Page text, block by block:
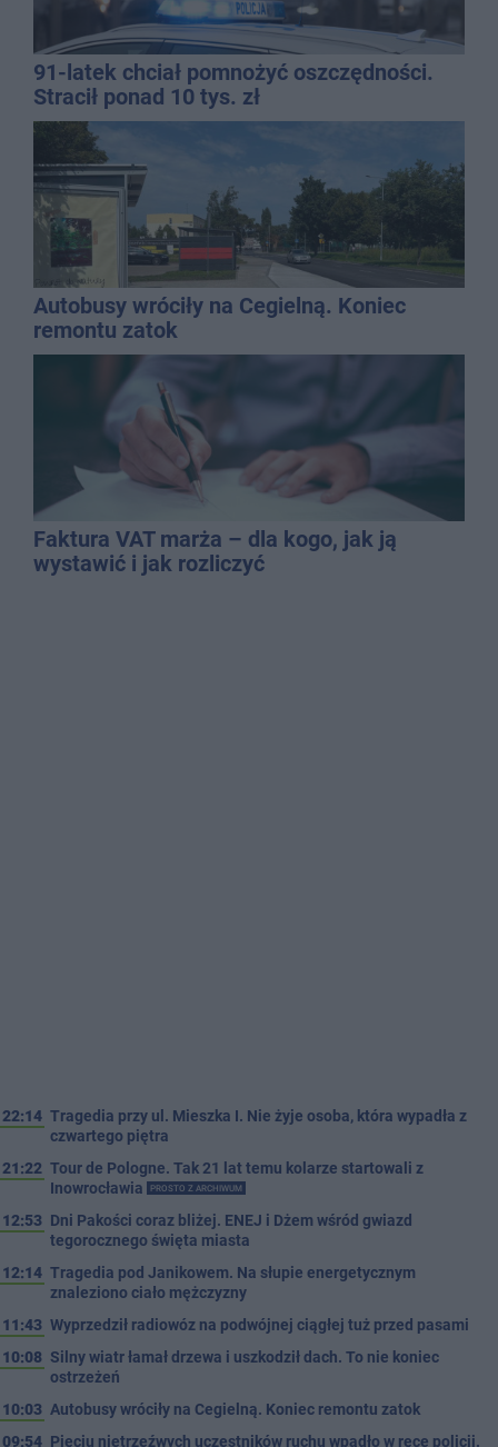
91-latek chciał pomnożyć oszczędności.
Stracił ponad 10 tys. zł
Autobusy wróciły na Cegielną. Koniec
remontu zatok
Faktura VAT marża – dla kogo, jak ją
wystawić i jak rozliczyć
22:14 Tragedia przy ul. Mieszka I. Nie żyje osoba, która wypadła z
czwartego piętra
21:22 Tour de Pologne. Tak 21 lat temu kolarze startowali z
Inowrocławia
PROSTO Z ARCHIWUM
12:53 Dni Pakości coraz bliżej. ENEJ i Dżem wśród gwiazd
tegorocznego święta miasta
12:14 Tragedia pod Janikowem. Na słupie energetycznym
znaleziono ciało mężczyzny
11:43 Wyprzedził radiowóz na podwójnej ciągłej tuż przed pasami
10:08 Silny wiatr łamał drzewa i uszkodził dach. To nie koniec
ostrzeżeń
10:03 Autobusy wróciły na Cegielną. Koniec remontu zatok
09:54 Pięciu nietrzeźwych uczestników ruchu wpadło w ręce policji.